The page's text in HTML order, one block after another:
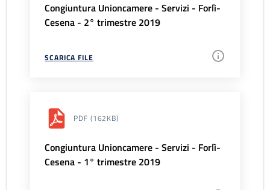
Congiuntura Unioncamere - Servizi - Forlì-
Cesena - 2° trimestre 2019
SCARICA FILE
PDF (162KB)
Congiuntura Unioncamere - Servizi - Forlì-
Cesena - 1° trimestre 2019